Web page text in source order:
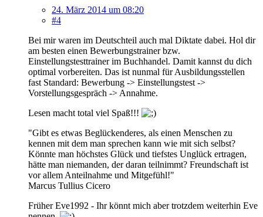
24. März 2014 um 08:20
#4
Bei mir waren im Deutschteil auch mal Diktate dabei. Hol dir
am besten einen Bewerbungstrainer bzw.
Einstellungstesttrainer im Buchhandel. Damit kannst du dich
optimal vorbereiten. Das ist nunmal für Ausbildungsstellen
fast Standard: Bewerbung -> Einstellungstest ->
Vorstellungsgespräch -> Annahme.
Lesen macht total viel Spaß!!!
"Gibt es etwas Beglückenderes, als einen Menschen zu
kennen mit dem man sprechen kann wie mit sich selbst?
Könnte man höchstes Glück und tiefstes Unglück ertragen,
hätte man niemanden, der daran teilnimmt? Freundschaft ist
vor allem Anteilnahme und Mitgefühl!"
Marcus Tullius Cicero
Früher Eve1992 - Ihr könnt mich aber trotzdem weiterhin Eve